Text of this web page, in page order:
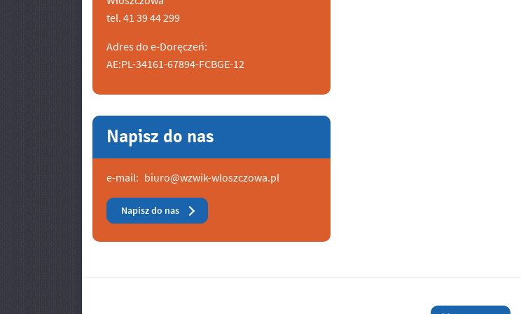
tel. 41 39 44 299
Adres do e-Doręczeń:
AE:PL-34161-67894-FCBGE-12
Napisz do nas
e-mail: biuro@wzwik-wloszczowa.pl
Napisz do nas